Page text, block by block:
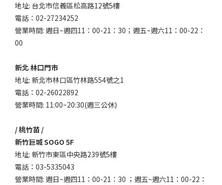
地址: 台北市信義區松高路12號5樓
電話：02-27234252
營業時間: 週日~週四11：00-21：30；週五~週六11：00-22：
00
新北 林口門市
地址: 新北市林口區竹林路554號之1
電話：02-26022892
營業時間: 11:00~20:30(週三公休)
/ 桃竹苗 /
新竹巨城 SOGO 5F
地址: 新竹市東區中央路239號5樓
電話：03-5335043
營業時間: 週日~週四11：00-21：30 ；週五~週六11：00-22：